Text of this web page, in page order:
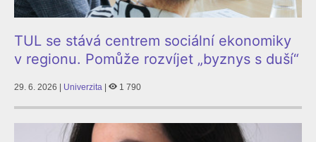
TUL se stává centrem sociální ekonomiky
v regionu. Pomůže rozvíjet „byznys s duší“
29. 6. 2026 | Univerzita 1 790